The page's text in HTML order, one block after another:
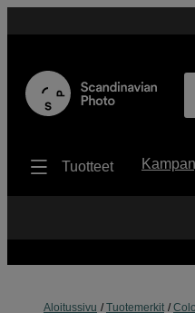
Tuotteet
Aloitussivu Tuotemerkit